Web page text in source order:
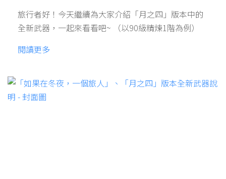
旅行者好！今天繼續為大家介紹「月之四」版本中的
全新武器，一起來看看吧~ （以90級精煉1階為例）
閱讀更多